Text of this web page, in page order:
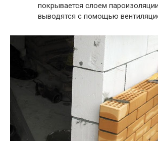
покрывается слоем
выводятся с помощью